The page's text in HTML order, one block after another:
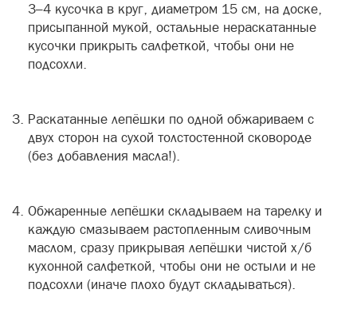
3–4 кусочка в круг, диаметром 15 см, на доске,
присыпанной мукой, остальные нераскатанные
кусочки прикрыть салфеткой, чтобы они не
подсохли.
Раскатанные лепёшки по одной обжариваем с
двух сторон на сухой толстостенной сковороде
(без добавления масла!).
Обжаренные лепёшки складываем на тарелку и
каждую смазываем растопленным сливочным
маслом, сразу прикрывая лепёшки чистой х/б
кухонной салфеткой, чтобы они не остыли и не
подсохли (иначе плохо будут складываться).